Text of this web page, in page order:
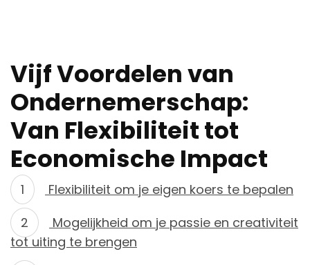
Vijf Voordelen van
Ondernemerschap:
Van Flexibiliteit tot
Economische Impact
Flexibiliteit om je eigen koers te bepalen
Mogelijkheid om je passie en creativiteit
tot uiting te brengen